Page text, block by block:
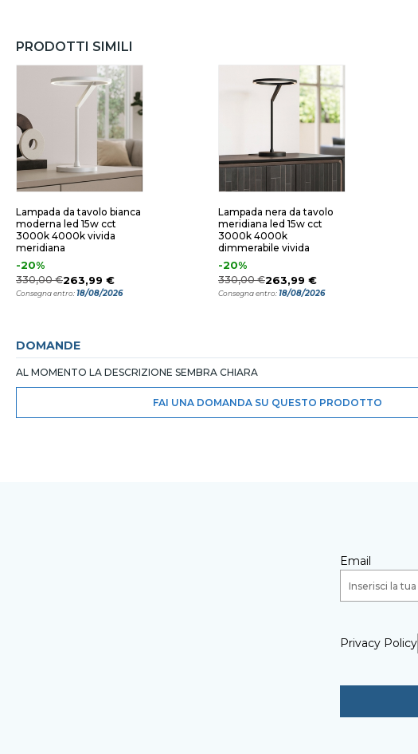
PRODOTTI SIMILI
Lampada da tavolo bianca
moderna led 15w cct
3000k 4000k vivida
meridiana
-20%
330,00 €263,99 €
Consegna entro:18/08/2026
Lampada nera da tavolo
meridiana led 15w cct
3000k 4000k
dimmerabile vivida
-20%
330,00 €263,99 €
Consegna entro:18/08/2026
DOMANDE
AL MOMENTO LA DESCRIZIONE SEMBRA CHIARA
FAI UNA DOMANDA SU QUESTO PRODOTTO
Email
Privacy Policy